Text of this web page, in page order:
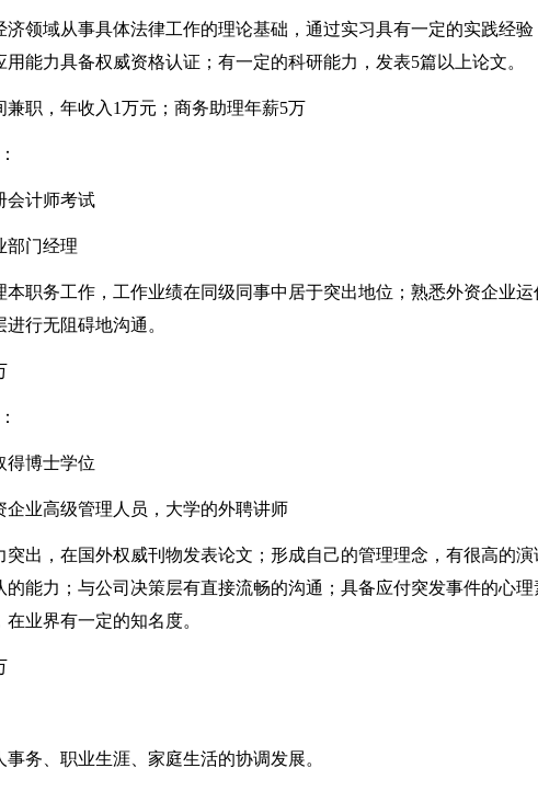
济领域从事具体法律工作的理论基础，通过实习具有一定的实践经验
能力具备权威资格认证；有一定的科研能力，发表5篇以上论文。
兼职，年收入1万元；商务助理年薪5万
会计师考试
部门经理
本职务工作，工作业绩在同级同事中居于突出地位；熟悉外资企业运
行无阻碍地沟通。
得博士学位
企业高级管理人员，大学的外聘讲师
出，在国外权威刊物发表论文；形成自己的管理理念，有很高的演
的能力；与公司决策层有直接流畅的沟通；具备应付突发事件的心理
业界有一定的知名度。
务、职业生涯、家庭生活的协调发展。